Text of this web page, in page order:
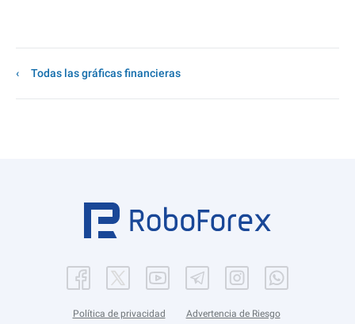
Todas las gráficas financieras
Política de privacidad Advertencia de Riesgo